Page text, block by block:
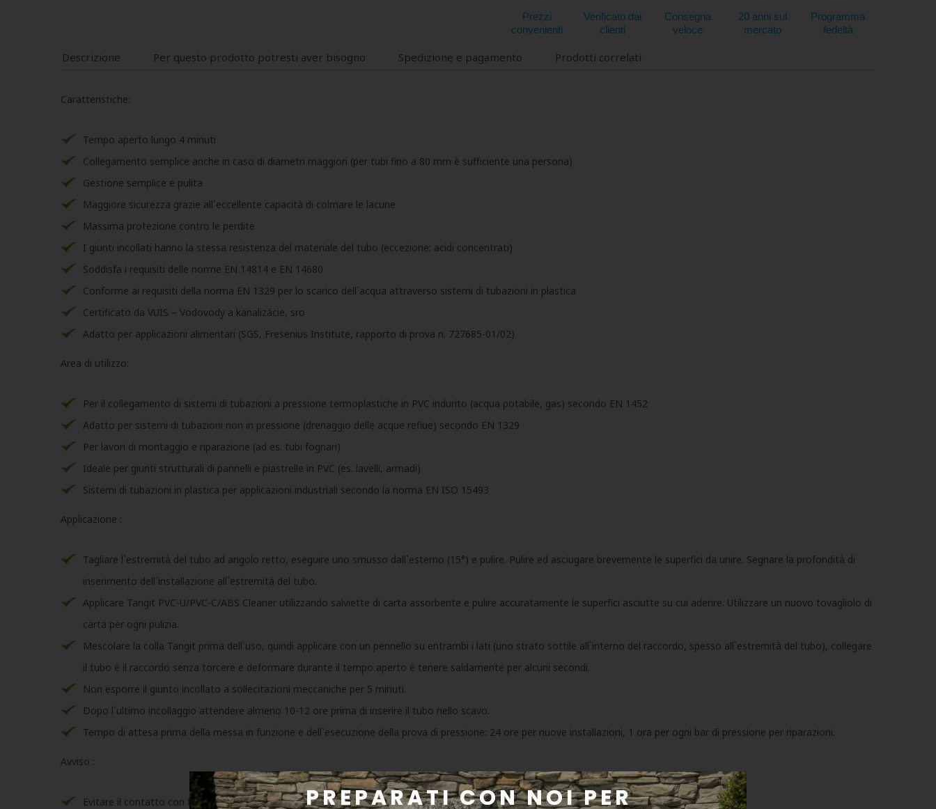
Prezzi
convenienti
Verificato dai
clienti
Consegna
veloce
20 anni sul
mercato
Programma
fedeltà
Descrizione Per questo prodotto potresti aver bisogno Spedizione e pagamento Prodotti correlati
Caratteristiche:
Tempo aperto lungo 4 minuti
Collegamento semplice anche in caso di diametri maggiori (per tubi fino a 80 mm è sufficiente una persona)
Gestione semplice e pulita
Maggiore sicurezza grazie all`eccellente capacità di colmare le lacune
Massima protezione contro le perdite
I giunti incollati hanno la stessa resistenza del materiale del tubo (eccezione: acidi concentrati)
Soddisfa i requisiti delle norme EN 14814 e EN 14680
Conforme ai requisiti della norma EN 1329 per lo scarico dell`acqua attraverso sistemi di tubazioni in plastica
Certificato da VUIS – Vodovody a kanalizácie, sro
Adatto per applicazioni alimentari (SGS, Fresenius Institute, rapporto di prova n. 727685-01/02)
Area di utilizzo:
Per il collegamento di sistemi di tubazioni a pressione termoplastiche in PVC indurito (acqua potabile, gas) secondo EN 1452
Adatto per sistemi di tubazioni non in pressione (drenaggio delle acque reflue) secondo EN 1329
Per lavori di montaggio e riparazione (ad es. tubi fognari)
Ideale per giunti strutturali di pannelli e piastrelle in PVC (es. lavelli, armadi)
Sistemi di tubazioni in plastica per applicazioni industriali secondo la norma EN ISO 15493
Applicazione :
Tagliare l`estremità del tubo ad angolo retto, eseguire uno smusso dall`esterno (15°) e pulire. Pulire ed asciugare brevemente le superfici da unire. Segnare la profondità di
inserimento dell`installazione all`estremità del tubo.
Applicare Tangit PVC-U/PVC-C/ABS Cleaner utilizzando salviette di carta assorbente e pulire accuratamente le superfici asciutte su cui aderire. Utilizzare un nuovo tovagliolo di
carta per ogni pulizia.
Mescolare la colla Tangit prima dell`uso, quindi applicare con un pennello su entrambi i lati (uno strato sottile all`interno del raccordo, spesso all`estremità del tubo), collegare
il tubo e il raccordo senza torcere e deformare durante il tempo aperto e tenere saldamente per alcuni secondi.
Non esporre il giunto incollato a sollecitazioni meccaniche per 5 minuti.
Dopo l`ultimo incollaggio attendere almeno 10-12 ore prima di inserire il tubo nello scavo.
Tempo di attesa prima della messa in funzione e dell`esecuzione della prova di pressione: 24 ore per nuove installazioni, 1 ora per ogni bar di pressione per riparazioni.
Avviso :
Evitare il contatto con fiamme libere e scintille durante il lavoro.